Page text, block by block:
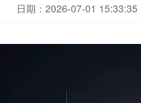
日期：2026-07-01 15:33:35